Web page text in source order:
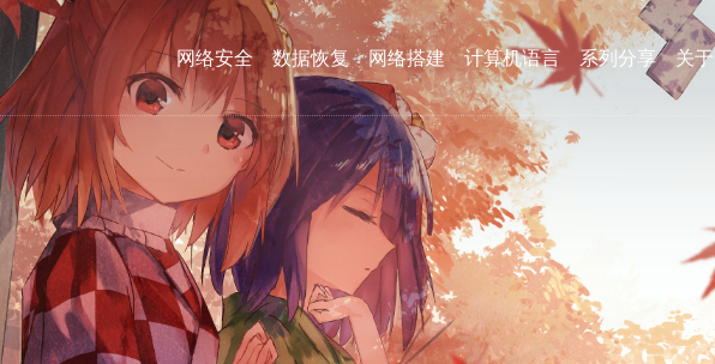
网络安全 数据恢复 网络搭建 计算机语言 系列分享 关于